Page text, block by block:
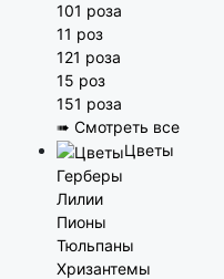
101 роза
11 роз
121 роза
15 роз
151 роза
➠ Смотреть все
Цветы
Герберы
Лилии
Пионы
Тюльпаны
Хризантемы